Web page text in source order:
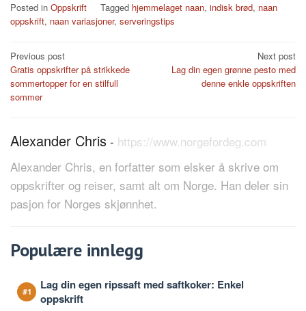
Posted in Oppskrift Tagged hjemmelaget naan, indisk brød, naan
oppskrift, naan variasjoner, serveringstips
Post
navigation
Previous post
Gratis oppskrifter på strikkede
sommertopper for en stilfull
sommer
Next post
Lag din egen grønne pesto med
denne enkle oppskriften
Alexander Chris - https://www.norgefordeg.com
Alexander Chris, en forfatter som elsker å skrive om
oppskrifter og reiser, samt alt om Norge. Han deler sin
pasjon for Norges skjønnhet.
Populære innlegg
Lag din egen ripssaft med saftkoker: Enkel
oppskrift